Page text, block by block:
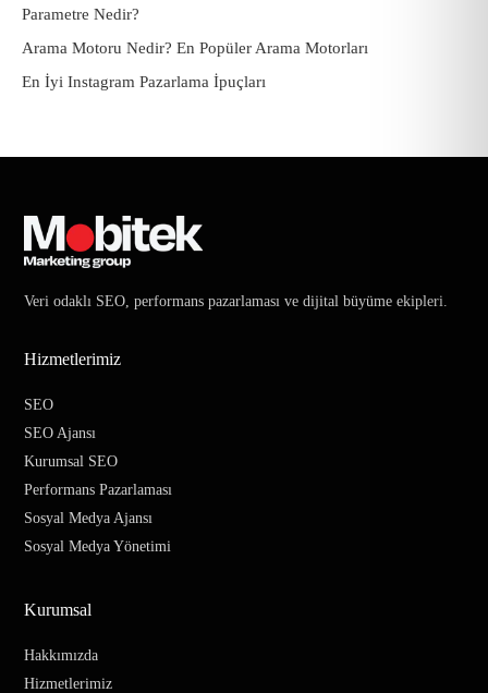
Parametre Nedir?
Arama Motoru Nedir? En Popüler Arama Motorları
En İyi Instagram Pazarlama İpuçları
Veri odaklı SEO, performans pazarlaması ve dijital büyüme ekipleri.
Hizmetlerimiz
SEO
SEO Ajansı
Kurumsal SEO
Performans Pazarlaması
Sosyal Medya Ajansı
Sosyal Medya Yönetimi
Kurumsal
Hakkımızda
Hizmetlerimiz